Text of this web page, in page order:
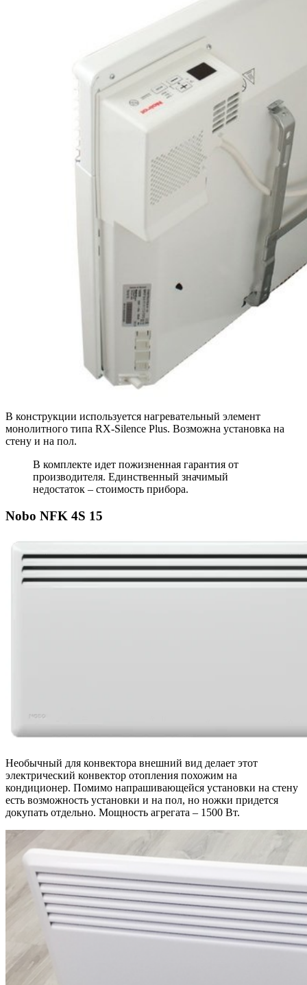
В конструкции используется нагревательный элемент
монолитного типа RX-Silence Plus. Возможна установка на
стену и на пол.
В комплекте идет пожизненная гарантия от
производителя. Единственный значимый
недостаток – стоимость прибора.
Nobo NFK 4S 15
Необычный для конвектора внешний вид делает этот
электрический конвектор отопления похожим на
кондиционер. Помимо напрашивающейся установки на стену
есть возможность установки и на пол, но ножки придется
докупать отдельно. Мощность агрегата – 1500 Вт.